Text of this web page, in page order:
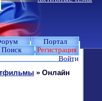
Портал
Поиск
Регистрация
Войти
зарегистрируйтесь.
» Онлайн